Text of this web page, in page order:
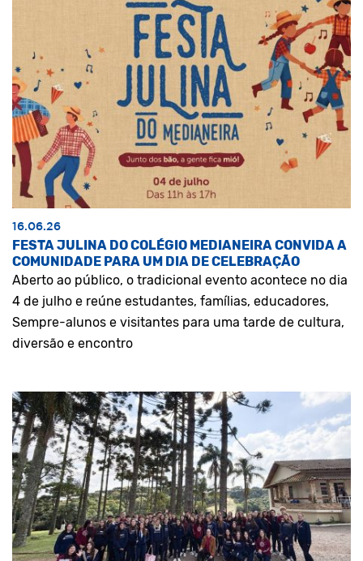
16.06.26
FESTA JULINA DO COLÉGIO MEDIANEIRA CONVIDA A
COMUNIDADE PARA UM DIA DE CELEBRAÇÃO
Aberto ao público, o tradicional evento acontece no dia
4 de julho e reúne estudantes, famílias, educadores,
Sempre-alunos e visitantes para uma tarde de cultura,
diversão e encontro